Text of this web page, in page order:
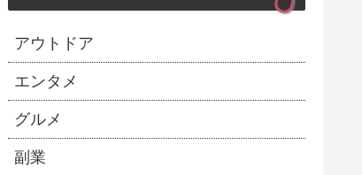
アウトドア
エンタメ
グルメ
副業